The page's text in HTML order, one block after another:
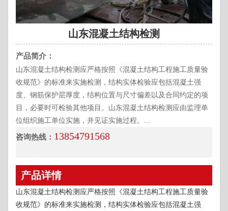
山东混凝土结构检测
产品简介：
山东混凝土结构检测应严格按照《混凝土结构工程施工质量验
收规范》的标准来实施检测，结构实体检验应包括混凝土强
度、钢筋保护层厚度，结构位置与尺寸偏差以及合同约定的项
目，必要时可检验其他项目。山东混凝土结构检测应由监理单
位组织施工单位实施，并见证实施过程。...
咨询热线： 13854791568
产品详情
山东混凝土结构检测应严格按照《混凝土结构工程施工质量验
收规范》的标准来实施检测，结构实体检验应包括混凝土强